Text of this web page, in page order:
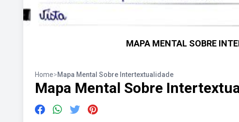
MAPA MENTAL SOBRE
Home>Mapa Mental Sobre Intertextualidade
Mapa Mental Sobre